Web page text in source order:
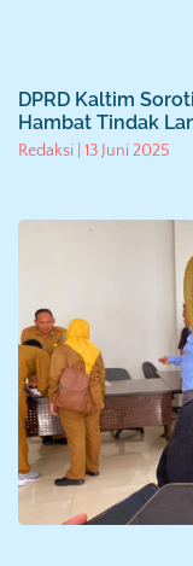
DPRD Kaltim
Hambat Tindak
Redaksi 13 Juni 2025